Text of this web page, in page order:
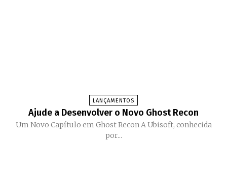
LANÇAMENTOS
Ajude a Desenvolver o Novo Ghost Recon
Um Novo Capítulo em Ghost Recon A Ubisoft, conhecida
por...